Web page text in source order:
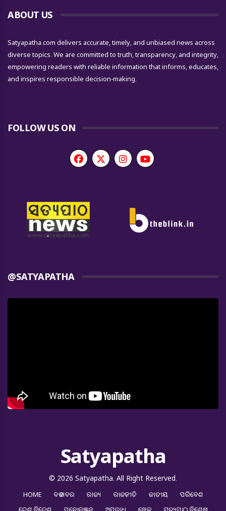
ABOUT US
Satyapatha.com delivers accurate, timely, and unbiased news across
diverse topics. We are committed to truth, transparency, and integrity,
empowering readers with reliable information that informs, educates,
and inspires responsible decision-making.
FOLLOW US ON
@SATYAPATHA
Satyapatha
© 2026 Satyapatha. All Right Reserved.
HOME ବଡ ଖବର ରାଜ୍ୟ ରାଜନୀତି ଜାତୀୟ
ପରିବେଶ